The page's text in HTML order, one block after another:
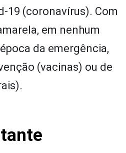
19 (coronavírus). Com
em nenhum
da emergência,
(vacinas) ou de